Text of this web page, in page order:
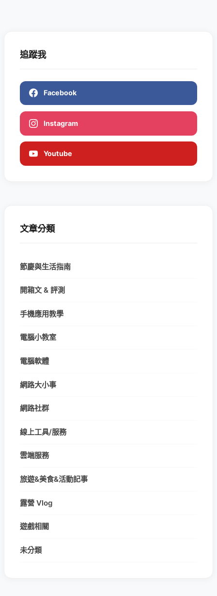
追蹤我
Facebook
Instagram
Youtube
文章分類
節慶與生活指南
開箱文 & 評測
手機應用教學
電腦小教室
電腦軟體
網路大小事
網路社群
線上工具/服務
雲端服務
旅遊&美食&活動記事
露營 Vlog
遊戲相關
未分類